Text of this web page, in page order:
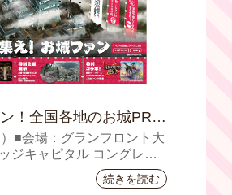
五感で愉しむ、雅な伝統×
！全国各地のお城PRブ
『大阪・お城フェス
8/8（土）から開催！
■会場：グランフロント⼤
ジキャピタル コングレコ
ター ⼤⼈ 前売1,400円（当
前売800円（当⽇1,000円）
続きを読む